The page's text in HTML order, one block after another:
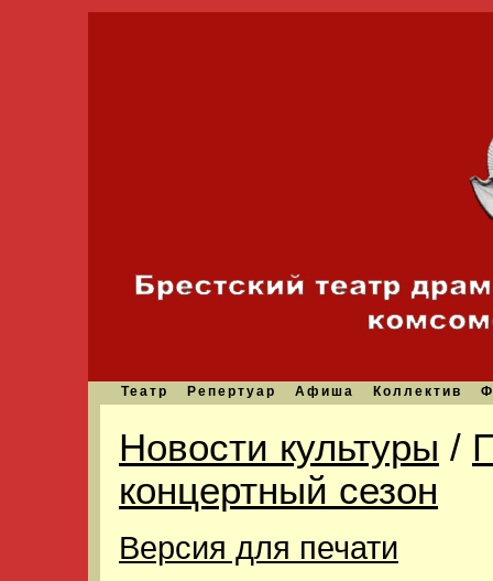
Театр Репертуар Афиша Коллектив
Новости культуры /
концертный сезон
Версия для печати